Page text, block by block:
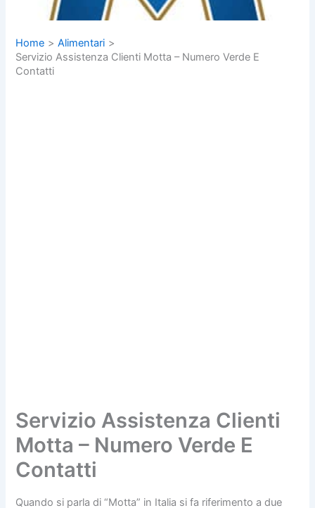
Home
Alimentari
Servizio Assistenza Clienti Motta – Numero Verde E
Contatti
Servizio Assistenza Clienti
Motta – Numero Verde E
Contatti
Quando si parla di “Motta” in Italia si fa riferimento a due